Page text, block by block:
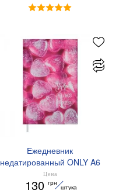
Ежедневник
недатированный ONLY A6
Buromax BM.2628
Цена
130 грн
штука